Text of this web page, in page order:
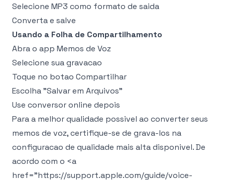
Selecione MP3 como formato de saida
Converta e salve
Usando a Folha de Compartilhamento
Abra o app Memos de Voz
Selecione sua gravacao
Toque no botao Compartilhar
Escolha "Salvar em Arquivos"
Use conversor online depois
Para a melhor qualidade possivel ao converter seus
memos de voz, certifique-se de grava-los na
configuracao de qualidade mais alta disponivel. De
acordo com o <a
href="https://support.apple.com/guide/voice-